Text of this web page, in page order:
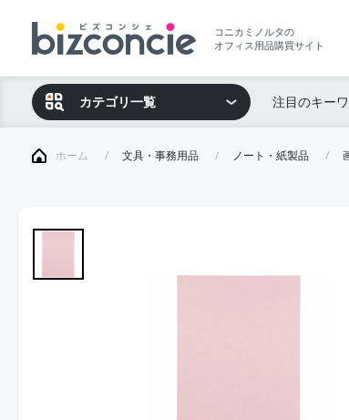
コニカミノルタの
オフィス用品購買サイト
カテゴリ一覧 注目のキー
ホーム 文具・事務用品 ノート・紙製品